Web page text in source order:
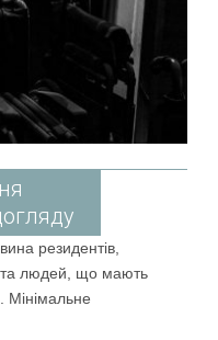
резидентів,
та людей, що мають
Мінімальне